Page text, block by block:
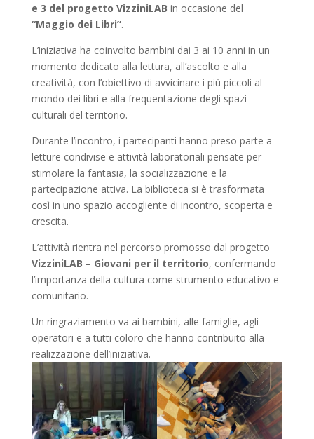
e 3 del progetto VizziniLAB in occasione del
“Maggio dei Libri”.
L’iniziativa ha coinvolto bambini dai 3 ai 10 anni in un
momento dedicato alla lettura, all’ascolto e alla
creatività, con l’obiettivo di avvicinare i più piccoli al
mondo dei libri e alla frequentazione degli spazi
culturali del territorio.
Durante l’incontro, i partecipanti hanno preso parte a
letture condivise e attività laboratoriali pensate per
stimolare la fantasia, la socializzazione e la
partecipazione attiva. La biblioteca si è trasformata
così in uno spazio accogliente di incontro, scoperta e
crescita.
L’attività rientra nel percorso promosso dal progetto
VizziniLAB – Giovani per il territorio, confermando
l’importanza della cultura come strumento educativo e
comunitario.
Un ringraziamento va ai bambini, alle famiglie, agli
operatori e a tutti coloro che hanno contribuito alla
realizzazione dell’iniziativa.